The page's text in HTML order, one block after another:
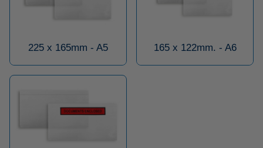
225 x 165mm - A5 165 x 122mm. - A6